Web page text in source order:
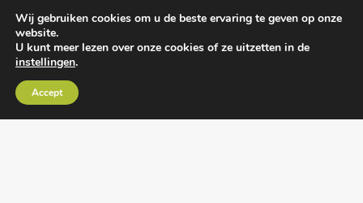
leveringsvoorwaarden
Wij gebruiken cookies om u de beste ervaring te geven op onze
website.
U kunt meer lezen over onze cookies of ze uitzetten in de
instellingen.
Accept